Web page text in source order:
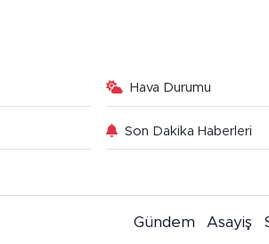
Hava Durumu
Son Dakika Haberleri
Gündem Asayiş